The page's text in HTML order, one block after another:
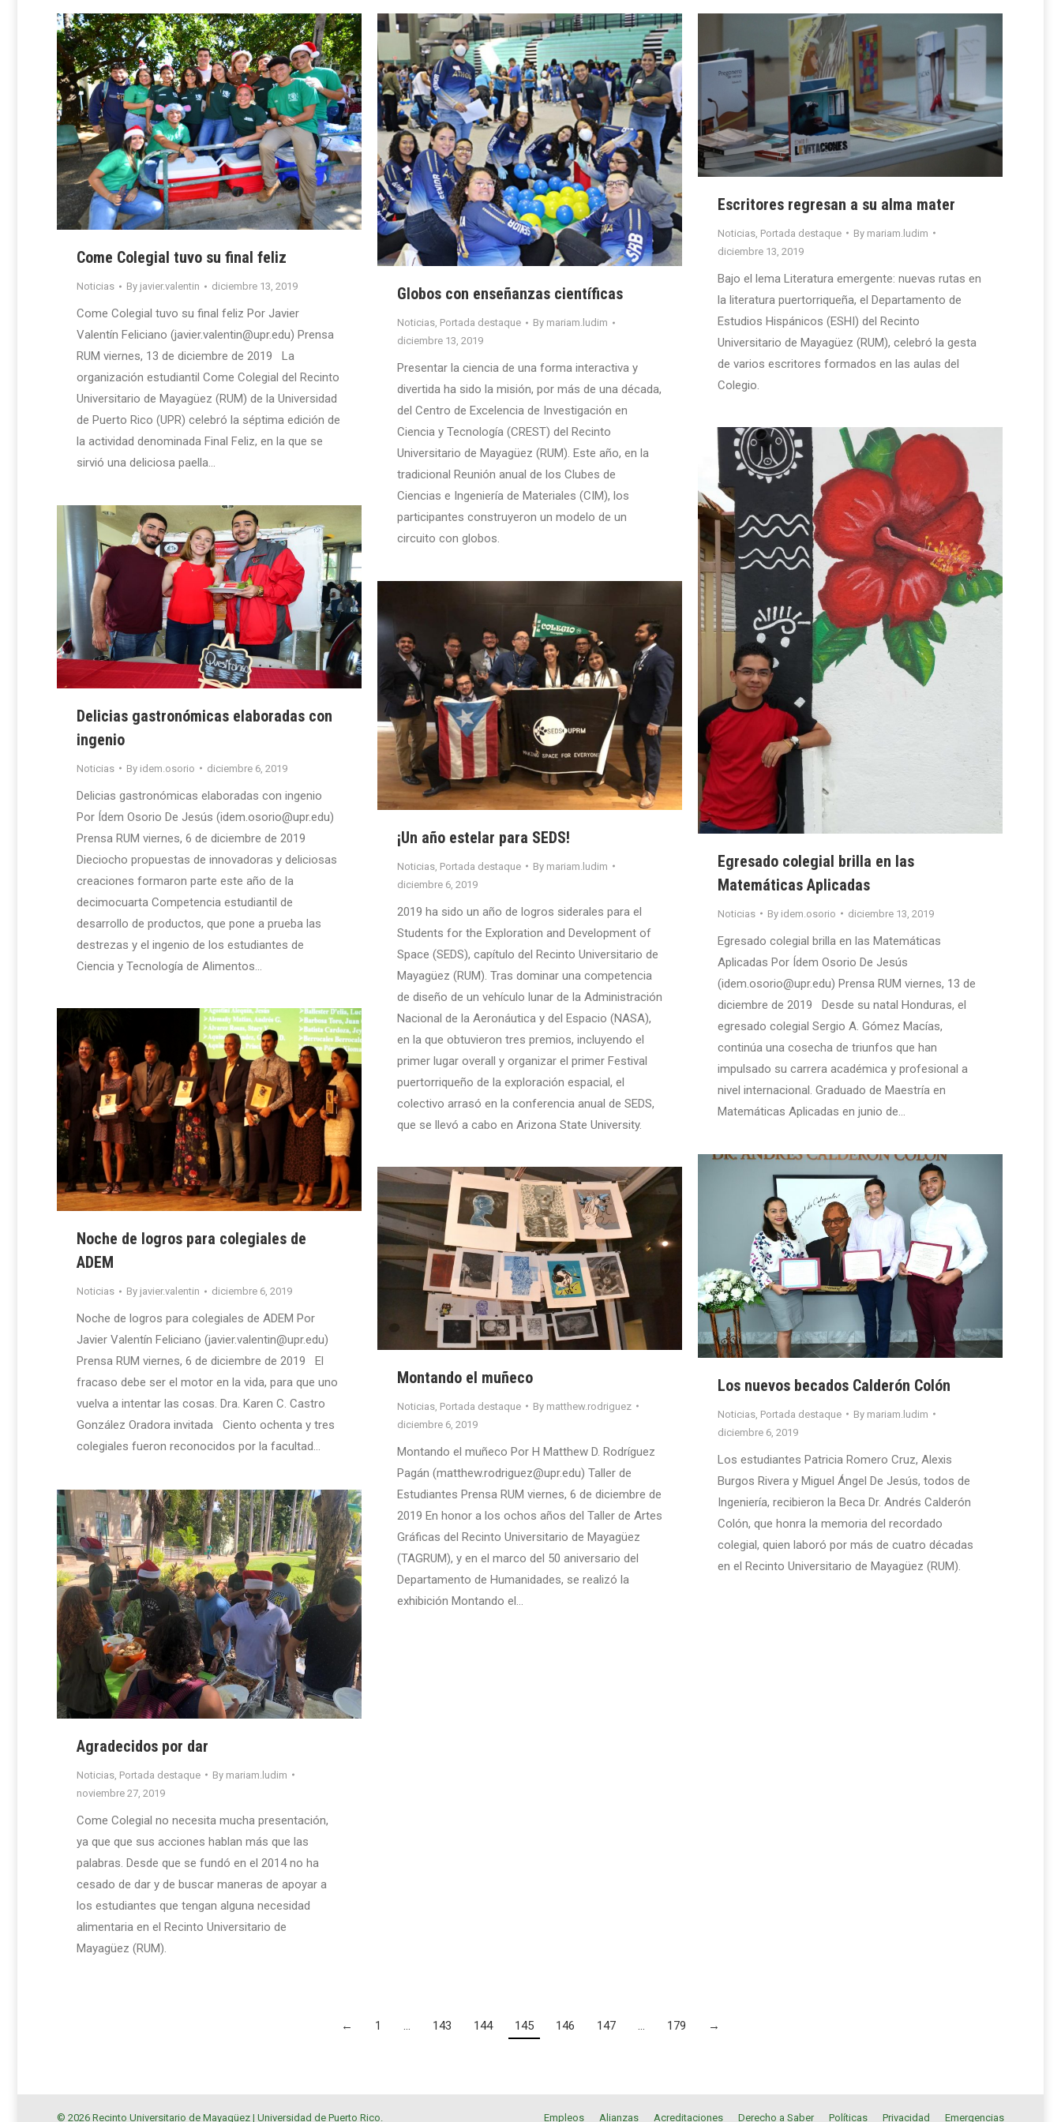
Come Colegial tuvo su final feliz
Noticias By javier.valentin diciembre 13, 2019
Come Colegial tuvo su final feliz Por Javier
Valentín Feliciano (javier.valentin@upr.edu) Prensa
RUM viernes, 13 de diciembre de 2019 La
organización estudiantil Come Colegial del Recinto
Universitario de Mayagüez (RUM) de la Universidad
de Puerto Rico (UPR) celebró la séptima edición de
la actividad denominada Final Feliz, en la que se
sirvió una deliciosa paella…
Globos con enseñanzas científicas
Noticias, Portada destaque By mariam.ludim
diciembre 13, 2019
Presentar la ciencia de una forma interactiva y
divertida ha sido la misión, por más de una década,
del Centro de Excelencia de Investigación en
Ciencia y Tecnología (CREST) del Recinto
Universitario de Mayagüez (RUM). Este año, en la
tradicional Reunión anual de los Clubes de
Ciencias e Ingeniería de Materiales (CIM), los
participantes construyeron un modelo de un
circuito con globos.
Escritores regresan a su alma mater
Noticias Portada destaque By mariam.ludim
diciembre 13, 2019
Bajo el lema Literatura emergente: nuevas rutas en
la literatura puertorriqueña, el Departamento de
Estudios Hispánicos (ESHI) del Recinto
Universitario de Mayagüez (RUM), celebró la gesta
de varios escritores formados en las aulas del
Colegio.
Egresado colegial brilla en las
Matemáticas Aplicadas
Noticias By idem.osorio diciembre 13, 2019
Egresado colegial brilla en las Matemáticas
Aplicadas Por Ídem Osorio De Jesús
(idem.osorio@upr.edu) Prensa RUM viernes, 13 de
diciembre de 2019 Desde su natal Honduras, el
egresado colegial Sergio A. Gómez Macías,
continúa una cosecha de triunfos que han
impulsado su carrera académica y profesional a
nivel internacional. Graduado de Maestría en
Matemáticas Aplicadas en junio de…
Delicias gastronómicas elaboradas con
ingenio
Noticias By idem.osorio diciembre 6, 2019
Delicias gastronómicas elaboradas con ingenio
Por Ídem Osorio De Jesús (idem.osorio@upr.edu)
Prensa RUM viernes, 6 de diciembre de 2019
Dieciocho propuestas de innovadoras y deliciosas
creaciones formaron parte este año de la
decimocuarta Competencia estudiantil de
desarrollo de productos, que pone a prueba las
destrezas y el ingenio de los estudiantes de
Ciencia y Tecnología de Alimentos…
¡Un año estelar para SEDS!
Noticias Portada destaque By mariam.ludim
diciembre 6, 2019
2019 ha sido un año de logros siderales para el
Students for the Exploration and Development of
Space (SEDS), capítulo del Recinto Universitario de
Mayagüez (RUM). Tras dominar una competencia
de diseño de un vehículo lunar de la Administración
Nacional de la Aeronáutica y del Espacio (NASA),
en la que obtuvieron tres premios, incluyendo el
primer lugar overall y organizar el primer Festival
puertorriqueño de la exploración espacial, el
colectivo arrasó en la conferencia anual de SEDS,
que se llevó a cabo en Arizona State University.
Noche de logros para colegiales de
ADEM
Noticias By javier.valentin diciembre 6, 2019
Noche de logros para colegiales de ADEM Por
Javier Valentín Feliciano (javier.valentin@upr.edu)
Prensa RUM viernes, 6 de diciembre de 2019 El
fracaso debe ser el motor en la vida, para que uno
vuelva a intentar las cosas. Dra. Karen C. Castro
González Oradora invitada Ciento ochenta y tres
colegiales fueron reconocidos por la facultad…
Los nuevos becados Calderón Colón
Noticias Portada destaque By mariam.ludim
diciembre 6, 2019
Los estudiantes Patricia Romero Cruz, Alexis
Burgos Rivera y Miguel Ángel De Jesús, todos de
Ingeniería, recibieron la Beca Dr. Andrés Calderón
Colón, que honra la memoria del recordado
colegial, quien laboró por más de cuatro décadas
en el Recinto Universitario de Mayagüez (RUM).
Montando el muñeco
Noticias Portada destaque By matthew.rodriguez
diciembre 6, 2019
Montando el muñeco Por H Matthew D. Rodríguez
Pagán (matthew.rodriguez@upr.edu) Taller de
Estudiantes Prensa RUM viernes, 6 de diciembre de
2019 En honor a los ochos años del Taller de Artes
Gráficas del Recinto Universitario de Mayagüez
(TAGRUM), y en el marco del 50 aniversario del
Departamento de Humanidades, se realizó la
exhibición Montando el…
Agradecidos por dar
Noticias Portada destaque By mariam.ludim
noviembre 27, 2019
Come Colegial no necesita mucha presentación,
ya que que sus acciones hablan más que las
palabras. Desde que se fundó en el 2014 no ha
cesado de dar y de buscar maneras de apoyar a
los estudiantes que tengan alguna necesidad
alimentaria en el Recinto Universitario de
Mayagüez (RUM).
← 1 … 143 144 145 146 147 … 179 →
© 2026 Recinto Universitario de Mayagüez | Universidad de Puerto Rico. Empleos Alianzas Acreditaciones Derecho a Saber Políticas Privacidad Emergencias